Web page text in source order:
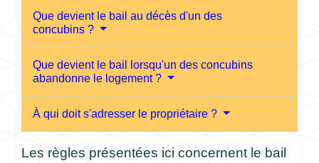
Que devient le bail au décès d'un des
concubins ?
Que devient le bail lorsqu'un des concubins
abandonne le logement ?
À qui doit s'adresser le propriétaire ?
Les règles présentées ici concernent le bail